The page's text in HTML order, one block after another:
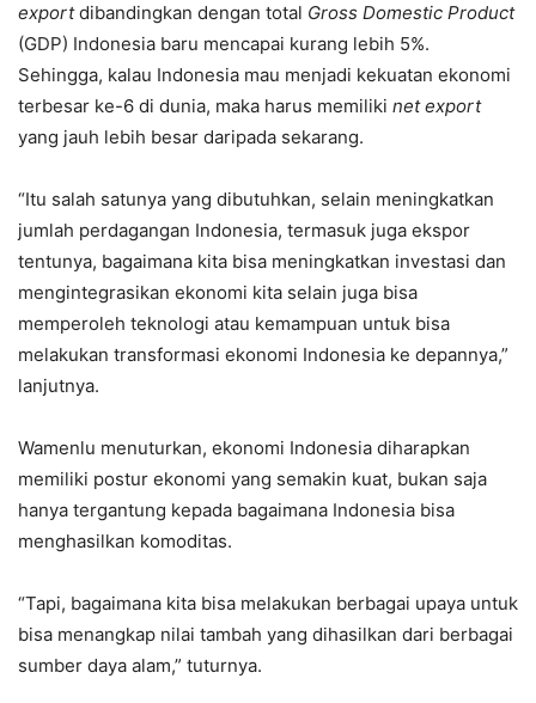
exportdibandingkan dengan total Gross Domestic Product
(GDP) Indonesia baru mencapai kurang lebih 5%.
Sehingga, kalau Indonesia mau menjadi kekuatan ekonomi
terbesar ke-6 di dunia, maka harus memiliki net export
yang jauh lebih besar daripada sekarang.
“Itu salah satunya yang dibutuhkan, selain meningkatkan
jumlah perdagangan Indonesia, termasuk juga ekspor
tentunya, bagaimana kita bisa meningkatkan investasi dan
mengintegrasikan ekonomi kita selain juga bisa
memperoleh teknologi atau kemampuan untuk bisa
melakukan transformasi ekonomi Indonesia ke depannya,”
lanjutnya.
Wamenlu menuturkan, ekonomi Indonesia diharapkan
memiliki postur ekonomi yang semakin kuat, bukan saja
hanya tergantung kepada bagaimana Indonesia bisa
menghasilkan komoditas.
“Tapi, bagaimana kita bisa melakukan berbagai upaya untuk
bisa menangkap nilai tambah yang dihasilkan dari berbagai
sumber daya alam,” tuturnya.